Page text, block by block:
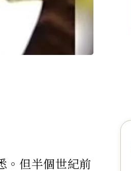
。但半個世紀前